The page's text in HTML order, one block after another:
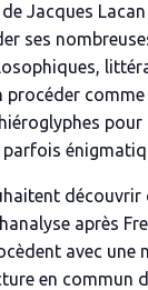
Jacques
ses
procéder comme
découvrir
après
avec une
en commun